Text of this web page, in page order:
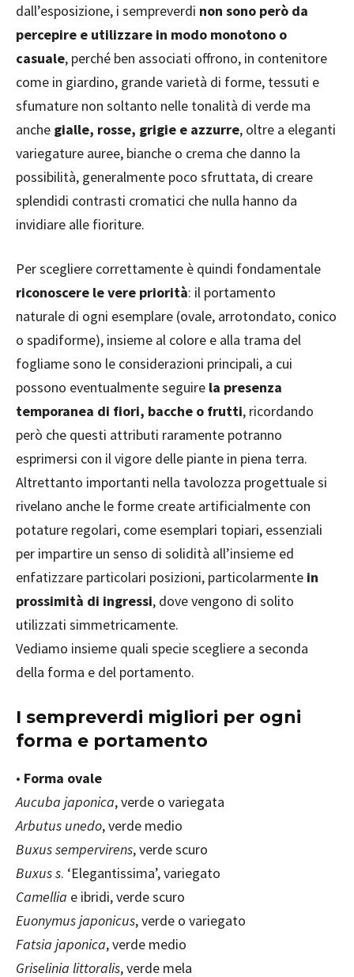
dall’esposizione, i sempreverdi non sono però da
percepire e utilizzare in modo monotono o
casuale, perché ben associati offrono, in contenitore
come in giardino, grande varietà di forme, tessuti e
sfumature non soltanto nelle tonalità di verde ma
anche gialle, rosse, grigie e azzurre, oltre a eleganti
variegature auree, bianche o crema che danno la
possibilità, generalmente poco sfruttata, di creare
splendidi contrasti cromatici che nulla hanno da
invidiare alle fioriture.
Per scegliere correttamente è quindi fondamentale
riconoscere le vere priorità: il portamento
naturale di ogni esemplare (ovale, arrotondato, conico
o spadiforme), insieme al colore e alla trama del
fogliame sono le considerazioni principali, a cui
possono eventualmente seguire la presenza
temporanea di fiori, bacche o frutti, ricordando
però che questi attributi raramente potranno
esprimersi con il vigore delle piante in piena terra.
Altrettanto importanti nella tavolozza progettuale si
rivelano anche le forme create artificialmente con
potature regolari, come esemplari topiari, essenziali
per impartire un senso di solidità all’insieme ed
enfatizzare particolari posizioni, particolarmente in
prossimità di ingressi, dove vengono di solito
utilizzati simmetricamente.
Vediamo insieme quali specie scegliere a seconda
della forma e del portamento.
I sempreverdi migliori per ogni
forma e portamento
• Forma ovale
Aucuba japonica, verde o variegata
Arbutus unedo, verde medio
Buxus sempervirens, verde scuro
Buxus s. ‘Elegantissima’, variegato
Camellia e ibridi, verde scuro
Euonymus japonicus, verde o variegato
Fatsia japonica, verde medio
Griselinia littoralis, verde mela